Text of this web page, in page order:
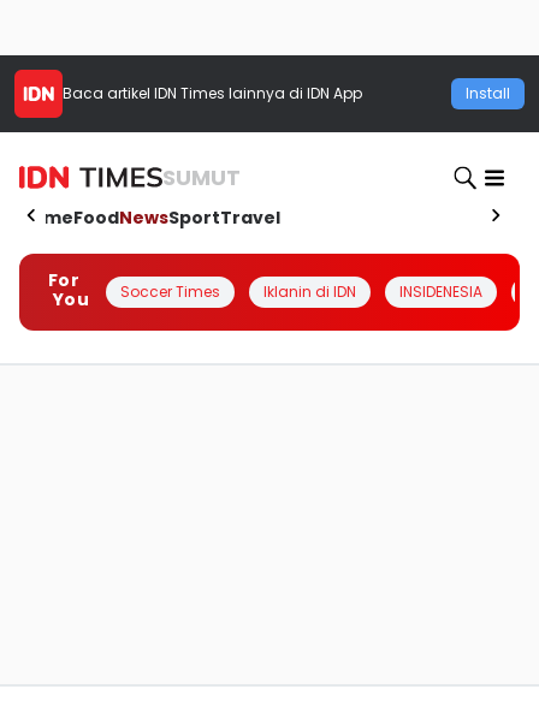
Baca artikel IDN Times lainnya di IDN App Install
SUMUT
HomeFoodNewsSportTravel
For
You
Soccer Times Iklanin di IDN INSIDENESIA